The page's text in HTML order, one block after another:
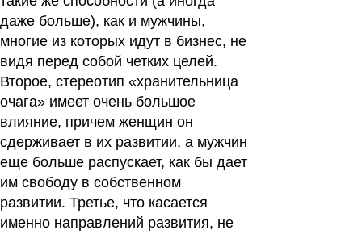
даже больше), как и мужчины,
многие из которых идут в бизнес, не
видя перед собой четких целей.
Второе, стереотип «хранительница
очага» имеет очень большое
влияние, причем женщин он
сдерживает в их развитии, а мужчин
еще больше распускает, как бы дает
им свободу в собственном
развитии. Третье, что касается
именно направлений развития, не